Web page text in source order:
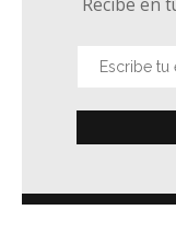
Recibe en